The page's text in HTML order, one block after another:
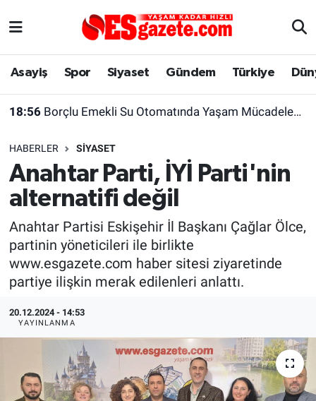
Asayiş Spor Siyaset Gündem Türkiye
18:56 Borçlu Emekli Su Otomatında Yaşam Mücadelesi Veriyor
HABERLER SIYASET
Anahtar Parti, İYİ Parti'nin
alternatifi değil
Anahtar Partisi Eskişehir İl Başkanı Çağlar Ölce,
partinin yöneticileri ile birlikte
www.esgazete.com haber sitesi ziyaretinde
partiye ilişkin merak edilenleri anlattı.
20.12.2024 - 14:53
YAYINLANMA
Asayiş
Gündem
Türkiye
Dünya
Sağlık
Alış-Veriş/İş dünyası
Yaşam
Eskişehirspor Arşivi
Eskişehir Arşivi
Röportaj
Ekonomi
Kültür Sanat
Politika
Bilecik
Eskişehir Nöbetçi Eczaneler
Süper Lig Puan Durumu ve Fikstür
Tüm Manşetler
Son Dakika Haberleri
Haber Arşivi